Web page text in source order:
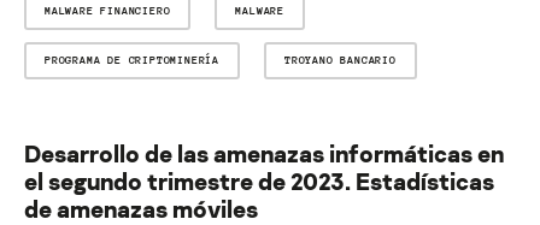
MALWARE FINANCIERO MALWARE
PROGRAMA DE CRIPTOMINERÍA TROYANO BANCARIO
Desarrollo de las amenazas informáticas en
el segundo trimestre de 2023. Estadísticas
de amenazas móviles